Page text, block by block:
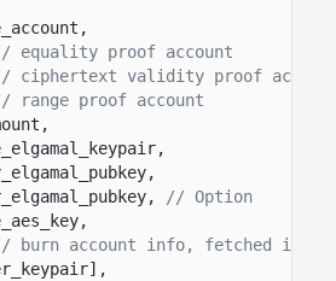
equality proof account
ciphertext validity proof
range proof account
// Option
burn account info, fetched if